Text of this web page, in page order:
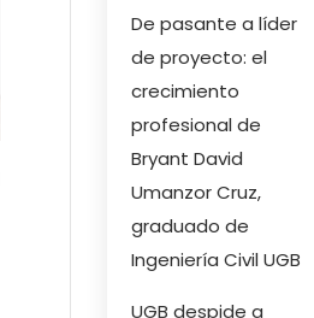
De pasante a líder
de proyecto: el
crecimiento
profesional de
Bryant David
Umanzor Cruz,
graduado de
Ingeniería Civil UGB
UGB despide a